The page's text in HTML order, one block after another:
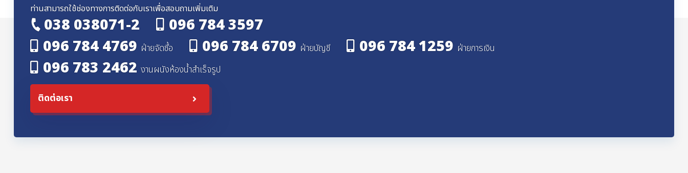
ท่านสามารถใช้ช่องทางการติดต่อกับเราเพื่อสอบถามเพิ่มเติม
038 038071-2
096 784 3597
096 784 4769 ฝ่ายจัดซื้อ 096 784 6709 ฝ่ายบัญชี 096 784 1259 ฝ่ายการเงิน
096 783 2462 งานผนังห้องน้ำสำเร็จรูป
ติดต่อเรา